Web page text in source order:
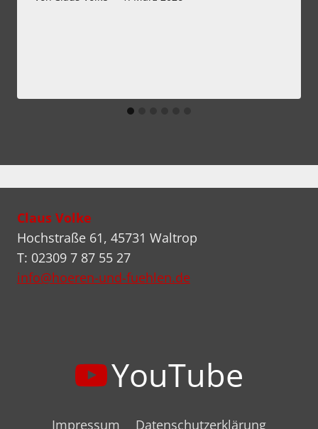
Claus Volke
Hochstraße 61, 45731 Waltrop
T: 02309 7 87 55 27
info@hoeren-und-fuehlen.de
YouTube
Impressum Datenschutzerklärung